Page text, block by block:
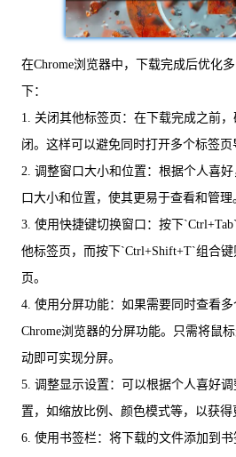
在Chrome浏览器中，下载完成后优化
下：
1. 关闭其他标签页：在下载完成之前
闭。这样可以避免同时打开多个标签页
2. 调整窗口大小和位置：根据个人喜
口大小和位置，使其更易于查看和管理
3. 使用快捷键切换窗口：按下
他标签页，而按下`Ctrl+Shift+T`组合
页。
4. 使用分屏功能：如果需要同时查看
Chrome浏览器的分屏功能。只需将鼠
动即可实现分屏。
5. 调整显示设置：可以根据个人喜好
置，如缩放比例、颜色模式等，以获得
6. 使用书签栏：将下载的文件添加到